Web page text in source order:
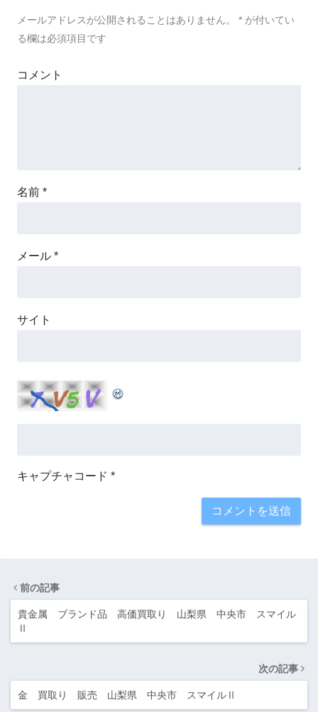
メールアドレスが公開されることはありません。 * が付いてい
る欄は必須項目です
コメント
名前 *
メール *
サイト
キャプチャコード *
前の記事
貴金属 ブランド品 高価買取り 山梨県 中央市 スマイル
Ⅱ
次の記事
金 買取り 販売 山梨県 中央市 スマイルⅡ